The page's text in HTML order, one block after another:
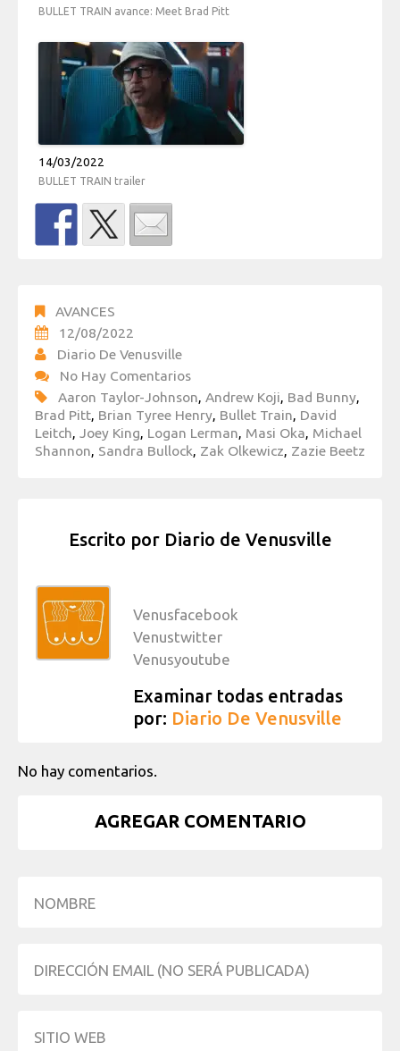
BULLET TRAIN avance: Meet Brad Pitt
14/03/2022
BULLET TRAIN trailer
AVANCES
12/08/2022
Diario De Venusville
No Hay Comentarios
Aaron Taylor-Johnson, Andrew Koji, Bad Bunny,
Brad Pitt, Brian Tyree Henry, Bullet Train, David
Leitch, Joey King, Logan Lerman, Masi Oka, Michael
Shannon, Sandra Bullock, Zak Olkewicz, Zazie Beetz
Escrito por Diario de Venusville
Venusfacebook
Venustwitter
Venusyoutube
Examinar todas entradas
por: Diario De Venusville
No hay comentarios.
AGREGAR COMENTARIO